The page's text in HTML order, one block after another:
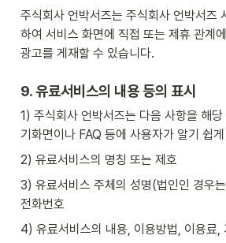
주식회사 언박서즈는 주식회사 언박서즈
하여 서비스 화면에 직접 또는 제휴 관계
광고를 게재할 수 있습니다.
9. 유료서비스의 내용 등의 표시
1) 주식회사 언박서즈는 다음 사항을 해
기화면이나 FAQ 등에 사용자가 알기 쉽
2) 유료서비스의 명칭 또는 제호
3) 유료서비스 주체의 성명(법인인 경우
전화번호
4) 유료서비스의 내용, 이용방법, 이용료,